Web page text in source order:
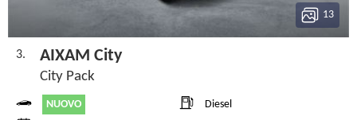
13
3. AIXAM City
City Pack
NUOVO
Diesel